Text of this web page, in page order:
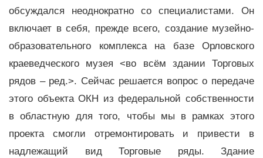
обсуждался неоднократно со специалистами. Он
включает в себя, прежде всего, создание музейно-
образовательного комплекса на базе Орловского
краеведческого музея <во всём здании Торговых
рядов – ред.>. Сейчас решается вопрос о передаче
этого объекта ОКН из федеральной собственности
в областную для того, чтобы мы в рамках этого
проекта смогли отремонтировать и привести в
надлежащий вид Торговые ряды. Здание